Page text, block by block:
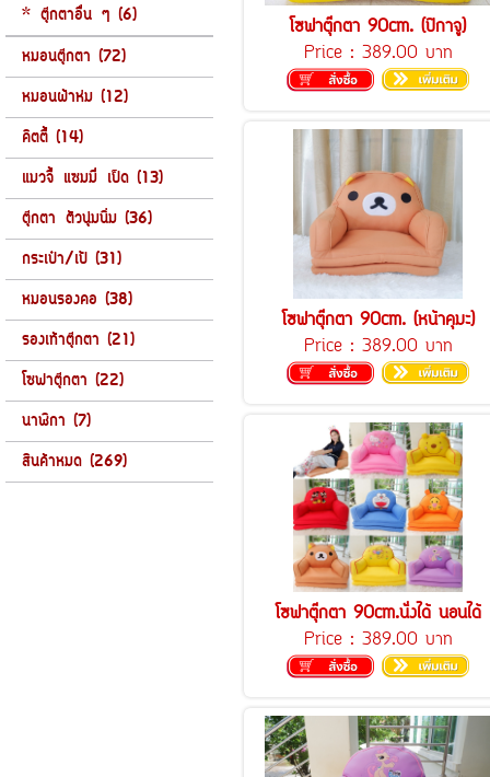
* ตุ๊กตาอื่น ๆ (6)
หมอนตุ๊กตา (72)
หมอนผ้าห่ม (12)
คิตตี้ (14)
แมวจี้ แซมมี่ เป็ด (13)
ตุ๊กตา ตัวนุ่มนิ่ม (36)
กระเป๋า/เป้ (31)
หมอนรองคอ (38)
รองเท้าตุ๊กตา (21)
โซฟาตุ๊กตา (22)
นาฬิกา (7)
สินค้าหมด (269)
โซฟาตุ๊กตา 90cm. (ปิกาจู)
Price : 389.00 บาท
โซฟาตุ๊กตา 90cm. (หน้าคุมะ)
Price : 389.00 บาท
โซฟาตุ๊กตา 90cm.นั่งได้ นอนได้
Price : 389.00 บาท